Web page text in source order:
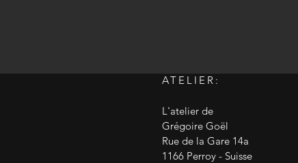
ATELIER:
L'atelier de
Grégoire Goël
Rue de la Gare 14a
1166 Perroy - Suisse